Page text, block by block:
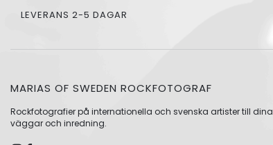
LEVERANS 2-5 DAGAR
MARIAS OF SWEDEN ROCKFOTOGRAF
Rockfotografier på internationella och svenska artister till dina
väggar och inredning.